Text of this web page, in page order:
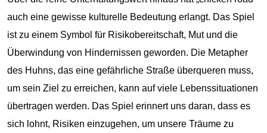
auch eine gewisse kulturelle Bedeutung erlangt. Das Spiel
ist zu einem Symbol für Risikobereitschaft, Mut und die
Überwindung von Hindernissen geworden. Die Metapher
des Huhns, das eine gefährliche Straße überqueren muss,
um sein Ziel zu erreichen, kann auf viele Lebenssituationen
übertragen werden. Das Spiel erinnert uns daran, dass es
sich lohnt, Risiken einzugehen, um unsere Träume zu